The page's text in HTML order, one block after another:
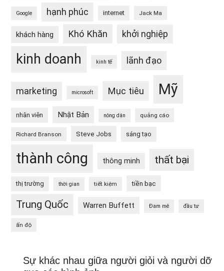
Google hạnh phúc internet Jack Ma
khách hàng Khó Khăn khởi nghiệp
kinh doanh kinh tế lãnh đạo
marketing microsoft Mục tiêu Mỹ
nhân viên Nhật Bản nông dân quảng cáo
Richard Branson Steve Jobs sáng tạo
thành công thông minh thất bại
thị trường thời gian tiết kiệm tiền bạc
Trung Quốc Warren Buffett Đam mê đầu tư
ấn độ
Sự khác nhau giữa người giỏi và người dỡ